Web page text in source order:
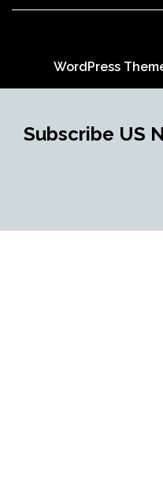
WordPress
Subscribe US